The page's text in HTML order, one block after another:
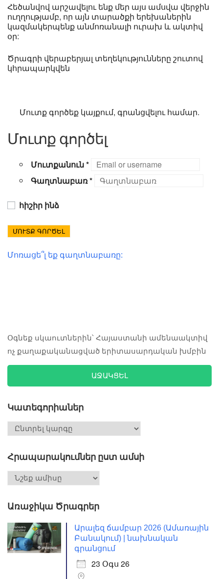
Հեծանվով արշավելու ենք մեր այս ամսվա վերջին
ուղղությամբ, որ այն տարածքի երեխաներին
կազմակերպենք անմոռանալի ուրախ և ակտիվ
օր:
Ծրագրի վերաբերյալ տեղեկությունները շուտով
կհրապարկվեն
Մուտք գործեք կայքում, գրանցվելու համար.
Մուտք գործել
Մուտքանուն*
Գաղտնաբառ*
հիշիր ինձ
ՄՈՒՏՔ ԳՈՐԾԵԼ
Մոռացե՞լ եք գաղտնաբառը:
Օգնեք սկաուտներին՝ Հայաստանի ամենաակտիվ
ոչ քաղաքականացված երիտասարդական խմբին
ԱՋԱԿՑԵԼ
Կատեգորիաներ
Հրապարակումներ ըստ ամսի
Առաջիկա Ծրագրեր
Արալեզ ճամբար 2026 (Ամառային
Բանակում) | նախնական
գրանցում
23 Օգս 26